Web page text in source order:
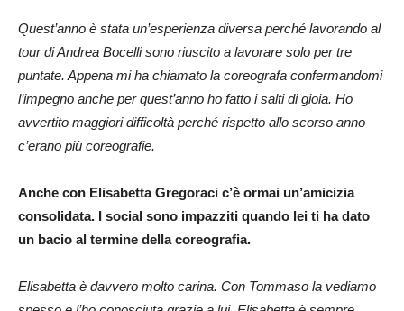
Quest’anno è stata un’esperienza diversa perché lavorando al
tour di Andrea Bocelli sono riuscito a lavorare solo per tre
puntate. Appena mi ha chiamato la coreografa confermandomi
l’impegno anche per quest’anno ho fatto i salti di gioia. Ho
avvertito maggiori difficoltà perché rispetto allo scorso anno
c’erano più coreografie.
Anche con Elisabetta Gregoraci c’è ormai un’amicizia
consolidata. I social sono impazziti quando lei ti ha dato
un bacio al termine della coreografia.
Elisabetta è davvero molto carina. Con Tommaso la vediamo